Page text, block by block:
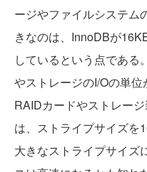
ージやファイルシステム
きなのは、InnoDBが
しているという点である
やストレージのI/Oの単位
RAIDカードやストレー
は、ストライプサイズを
大きなストライプサイズ